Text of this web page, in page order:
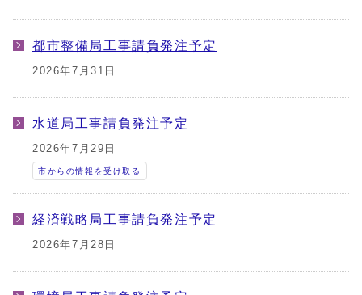
都市整備局工事請負発注予定
2026年7月31日
水道局工事請負発注予定
2026年7月29日
市からの情報を受け取る
経済戦略局工事請負発注予定
2026年7月28日